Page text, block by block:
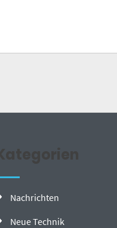
Kategorien
Nachrichten
Neue Technik